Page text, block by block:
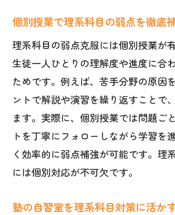
個別授業で理系科目の弱点を徹底
理系科目の弱点克服には個別授業が
生徒一人ひとりの理解度や進度に合
ためです。例えば、苦手分野の原因
ントで解説や演習を繰り返すことで
ます。実際に、個別授業では問題ご
トを丁寧にフォローしながら学習を
く効率的に弱点補強が可能です。理
には個別対応が不可欠です。
塾の自習室を理系科目対策に活か